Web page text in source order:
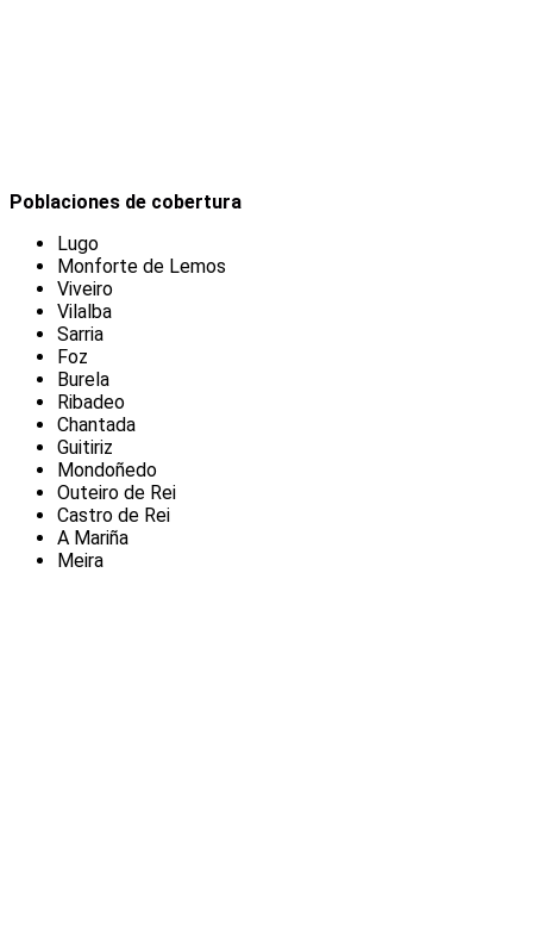
Poblaciones de cobertura
Lugo
Monforte de Lemos
Viveiro
Vilalba
Sarria
Foz
Burela
Ribadeo
Chantada
Guitiriz
Mondoñedo
Outeiro de Rei
Castro de Rei
A Mariña
Meira